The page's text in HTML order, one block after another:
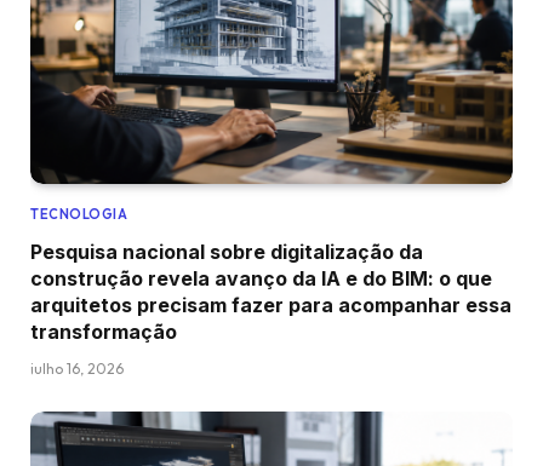
TECNOLOGIA
Pesquisa nacional sobre digitalização da
construção revela avanço da IA e do BIM: o que
arquitetos precisam fazer para acompanhar essa
transformação
julho 16, 2026